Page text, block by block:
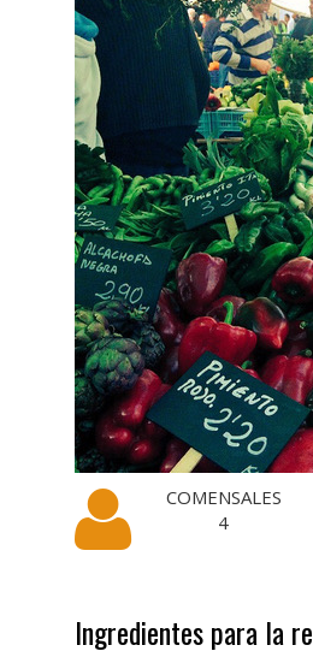
COMENSALES
4
Ingredientes para la